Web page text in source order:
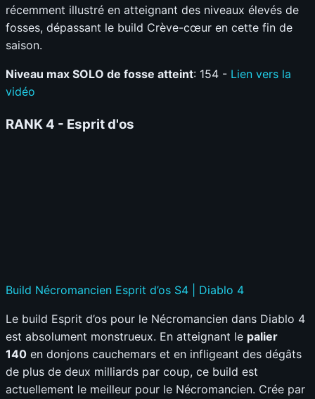
récemment illustré en atteignant des niveaux élevés de
fosses, dépassant le build Crève-cœur en cette fin de
saison.
Niveau max SOLO de fosse atteint: 154 - Lien vers la
vidéo
RANK 4 - Esprit d'os
Build Nécromancien Esprit d’os S4 | Diablo 4
Le build Esprit d’os pour le Nécromancien dans Diablo 4
est absolument monstrueux. En atteignant le palier
140 en donjons cauchemars et en infligeant des dégâts
de plus de deux milliards par coup, ce build est
actuellement le meilleur pour le Nécromancien. Crée par